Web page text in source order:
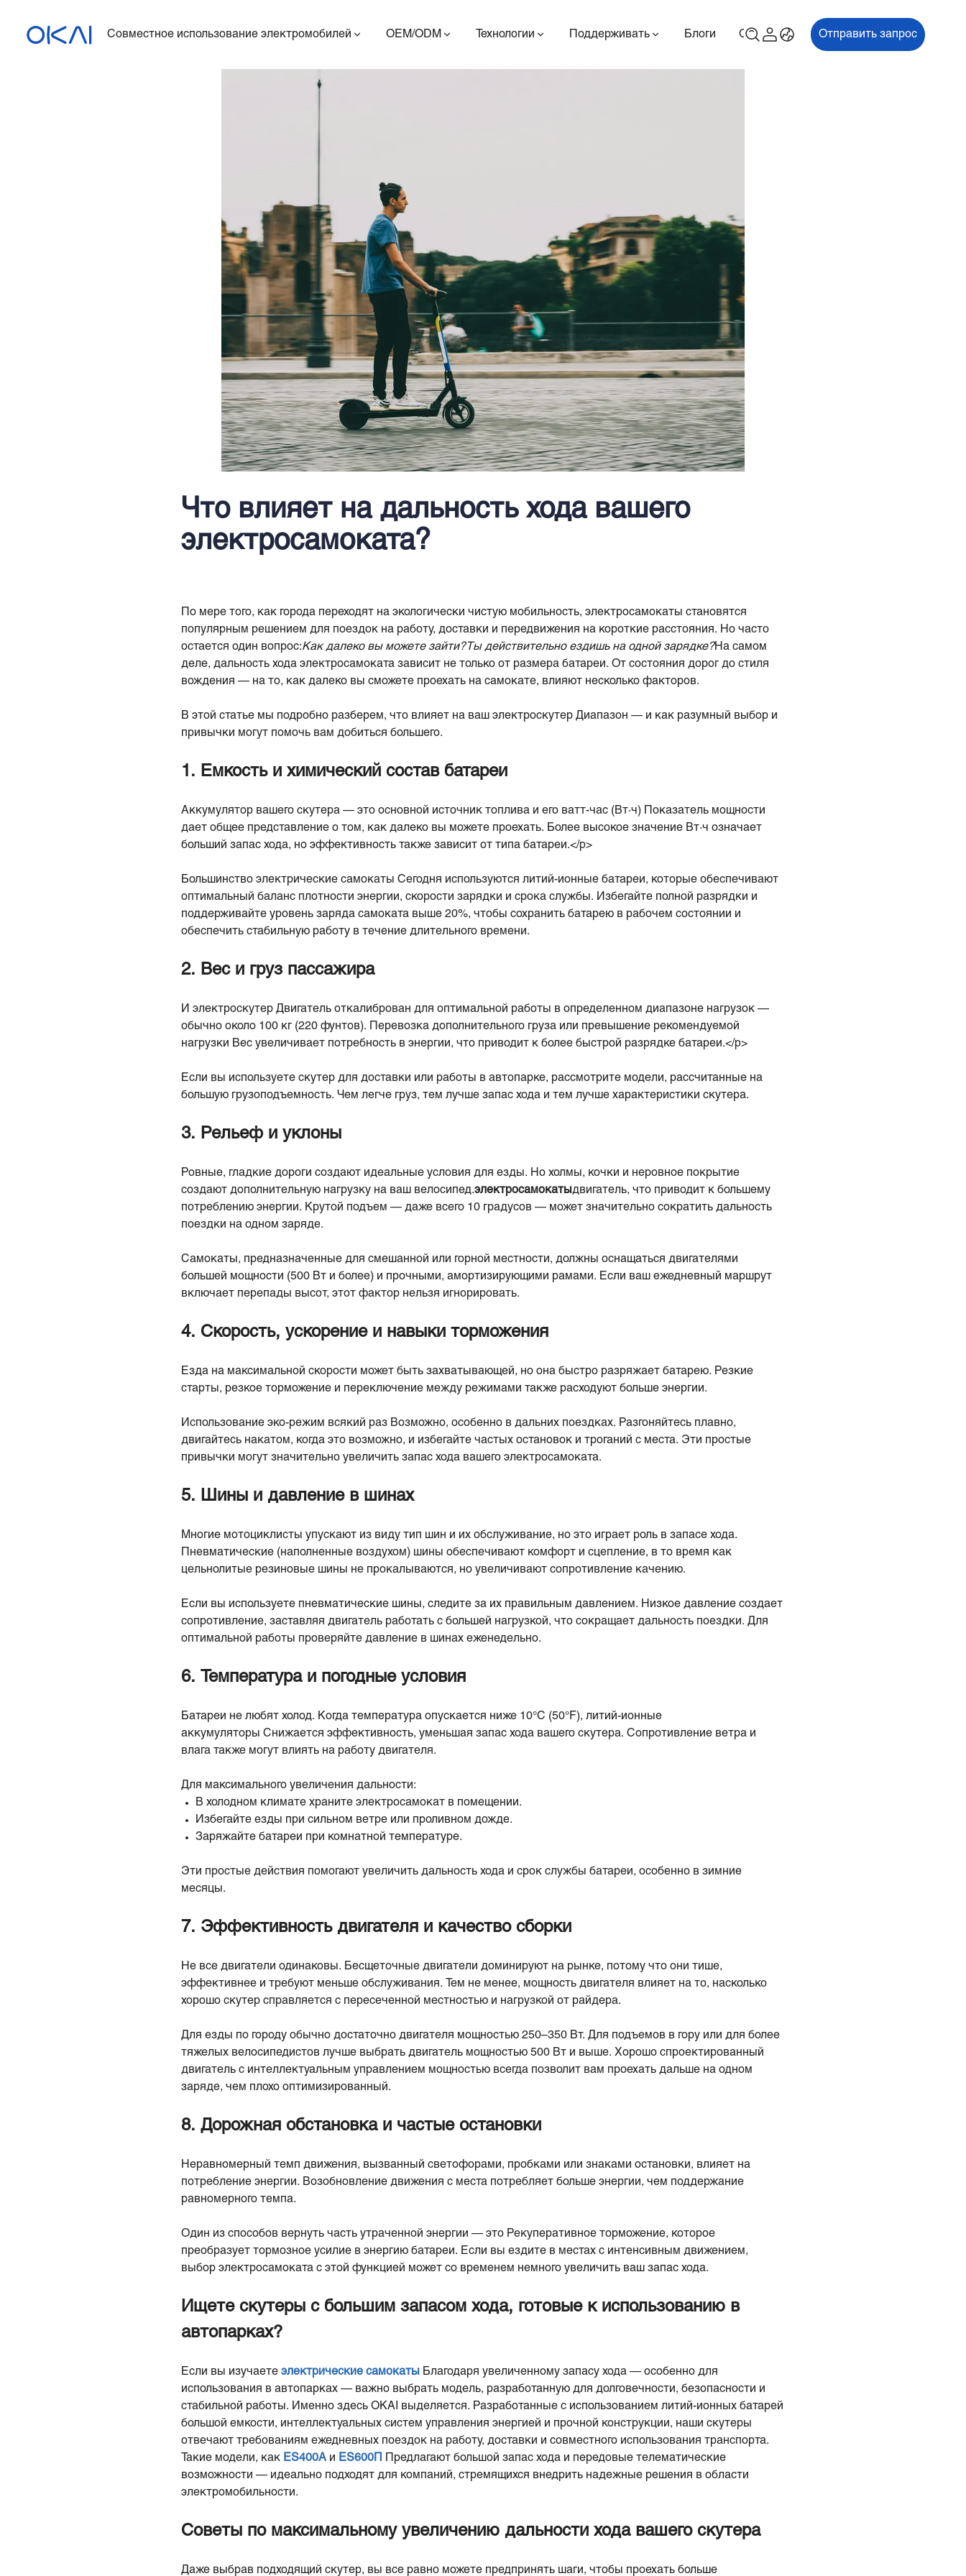
Совместное использование электромобилей OEM/ODM Технологии Поддерживать Блоги О Связаться с нами
ES400AV2
Отправить запрос
Что влияет на дальность хода вашего
электросамоката?
По мере того, как города переходят на экологически чистую мобильность, электросамокаты становятся
популярным решением для поездок на работу, доставки и передвижения на короткие расстояния. Но часто
остается один вопрос:Как далеко вы можете зайти?Ты действительно ездишь на одной зарядке?На самом
деле, дальность хода электросамоката зависит не только от размера батареи. От состояния дорог до стиля
вождения — на то, как далеко вы сможете проехать на самокате, влияют несколько факторов.
В этой статье мы подробно разберем, что влияет на ваш электроскутер Диапазон — и как разумный выбор и
привычки могут помочь вам добиться большего.
1. Емкость и химический состав батареи
Аккумулятор вашего скутера — это основной источник топлива и его ватт-час (Вт·ч) Показатель мощности
дает общее представление о том, как далеко вы можете проехать. Более высокое значение Вт·ч означает
больший запас хода, но эффективность также зависит от типа батареи.</p>
Большинство электрические самокаты Сегодня используются литий-ионные батареи, которые обеспечивают
оптимальный баланс плотности энергии, скорости зарядки и срока службы. Избегайте полной разрядки и
поддерживайте уровень заряда самоката выше 20%, чтобы сохранить батарею в рабочем состоянии и
обеспечить стабильную работу в течение длительного времени.
2. Вес и груз пассажира
И электроскутер Двигатель откалиброван для оптимальной работы в определенном диапазоне нагрузок —
обычно около 100 кг (220 фунтов). Перевозка дополнительного груза или превышение рекомендуемой
нагрузки Вес увеличивает потребность в энергии, что приводит к более быстрой разрядке батареи.</p>
Если вы используете скутер для доставки или работы в автопарке, рассмотрите модели, рассчитанные на
большую грузоподъемность. Чем легче груз, тем лучше запас хода и тем лучше характеристики скутера.
3. Рельеф и уклоны
Ровные, гладкие дороги создают идеальные условия для езды. Но холмы, кочки и неровное покрытие
создают дополнительную нагрузку на ваш велосипед.электросамокаты двигатель, что приводит к большему
потреблению энергии. Крутой подъем — даже всего 10 градусов — может значительно сократить дальность
поездки на одном заряде.
Самокаты, предназначенные для смешанной или горной местности, должны оснащаться двигателями
большей мощности (500 Вт и более) и прочными, амортизирующими рамами. Если ваш ежедневный маршрут
включает перепады высот, этот фактор нельзя игнорировать.
4. Скорость, ускорение и навыки торможения
Езда на максимальной скорости может быть захватывающей, но она быстро разряжает батарею. Резкие
старты, резкое торможение и переключение между режимами также расходуют больше энергии.
Использование эко-режим всякий раз Возможно, особенно в дальних поездках. Разгоняйтесь плавно,
двигайтесь накатом, когда это возможно, и избегайте частых остановок и троганий с места. Эти простые
привычки могут значительно увеличить запас хода вашего электросамоката.
5. Шины и давление в шинах
Многие мотоциклисты упускают из виду тип шин и их обслуживание, но это играет роль в запасе хода.
Пневматические (наполненные воздухом) шины обеспечивают комфорт и сцепление, в то время как
цельнолитые резиновые шины не прокалываются, но увеличивают сопротивление качению.
Если вы используете пневматические шины, следите за их правильным давлением. Низкое давление создает
сопротивление, заставляя двигатель работать с большей нагрузкой, что сокращает дальность поездки. Для
оптимальной работы проверяйте давление в шинах еженедельно.
6. Температура и погодные условия
Батареи не любят холод. Когда температура опускается ниже 10°C (50°F), литий-ионные
аккумуляторы Снижается эффективность, уменьшая запас хода вашего скутера. Сопротивление ветра и
влага также могут влиять на работу двигателя.
Для максимального увеличения дальности:
В холодном климате храните электросамокат в помещении.
Избегайте езды при сильном ветре или проливном дожде.
Заряжайте батареи при комнатной температуре.
Эти простые действия помогают увеличить дальность хода и срок службы батареи, особенно в зимние
месяцы.
7. Эффективность двигателя и качество сборки
Не все двигатели одинаковы. Бесщеточные двигатели доминируют на рынке, потому что они тише,
эффективнее и требуют меньше обслуживания. Тем не менее, мощность двигателя влияет на то, насколько
хорошо скутер справляется с пересеченной местностью и нагрузкой от райдера.
Для езды по городу обычно достаточно двигателя мощностью 250–350 Вт. Для подъемов в гору или для более
тяжелых велосипедистов лучше выбрать двигатель мощностью 500 Вт и выше. Хорошо спроектированный
двигатель с интеллектуальным управлением мощностью всегда позволит вам проехать дальше на одном
заряде, чем плохо оптимизированный.
8. Дорожная обстановка и частые остановки
Неравномерный темп движения, вызванный светофорами, пробками или знаками остановки, влияет на
потребление энергии. Возобновление движения с места потребляет больше энергии, чем поддержание
равномерного темпа.
Один из способов вернуть часть утраченной энергии — это Рекуперативное торможение, которое
преобразует тормозное усилие в энергию батареи. Если вы ездите в местах с интенсивным движением,
выбор электросамоката с этой функцией может со временем немного увеличить ваш запас хода.
Ищете скутеры с большим запасом хода, готовые к использованию в
автопарках?
Если вы изучаете электрические самокаты
Благодаря увеличенному запасу хода — особенно для
использования в автопарках — важно выбрать модель, разработанную для долговечности, безопасности и
стабильной работы. Именно здесь OKAI выделяется. Разработанные с использованием литий-ионных батарей
большой емкости, интеллектуальных систем управления энергией и прочной конструкции, наши скутеры
отвечают требованиям ежедневных поездок на работу, доставки и совместного использования транспорта.
Такие модели, как ES400А и ES600
Предлагают большой запас хода и передовые телематические
возможности — идеально подходят для компаний, стремящихся внедрить надежные решения в области
электромобильности.
Советы по максимальному увеличению дальности хода вашего скутера
Даже выбрав подходящий скутер, вы все равно можете предпринять шаги, чтобы проехать больше